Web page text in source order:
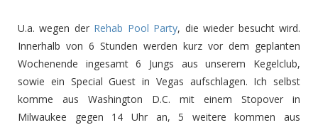
U.a. wegen der Rehab Pool Party, die wieder besucht wird.
Innerhalb von 6 Stunden werden kurz vor dem geplanten
Wochenende ingesamt 6 Jungs aus unserem Kegelclub,
sowie ein Special Guest in Vegas aufschlagen. Ich selbst
komme aus Washington D.C. mit einem Stopover in
Milwaukee gegen 14 Uhr an, 5 weitere kommen aus